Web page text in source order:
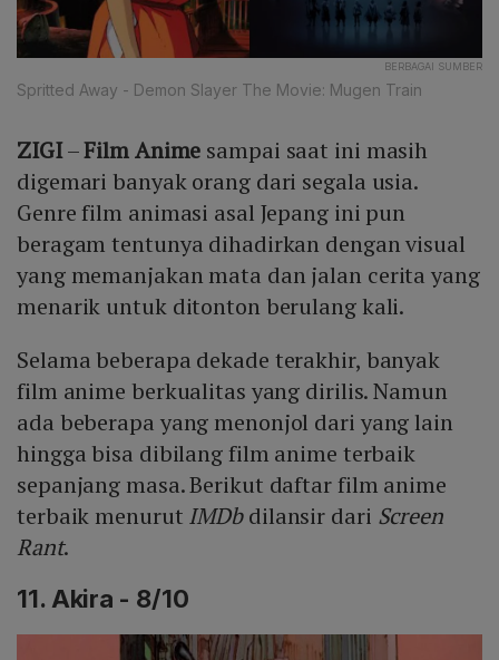
BERBAGAI SUMBER
Spritted Away - Demon Slayer The Movie: Mugen Train
ZIGI–Film Anime sampai saat ini masih
digemari banyak orang dari segala usia.
Genre film animasi asal Jepang ini pun
beragam tentunya dihadirkan dengan visual
yang memanjakan mata dan jalan cerita yang
menarik untuk ditonton berulang kali.
Selama beberapa dekade terakhir, banyak
film anime berkualitas yang dirilis. Namun
ada beberapa yang menonjol dari yang lain
hingga bisa dibilang film anime terbaik
sepanjang masa. Berikut daftar film anime
terbaik menurut IMDbdilansir dari Screen
Rant.
11. Akira - 8/10